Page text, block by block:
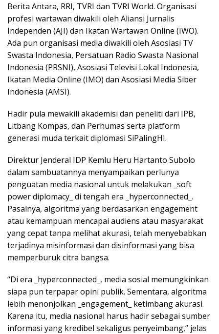
Berita Antara, RRI, TVRI dan TVRI World. Organisasi
profesi wartawan diwakili oleh Aliansi Jurnalis
Independen (AJI) dan Ikatan Wartawan Online (IWO).
Ada pun organisasi media diwakili oleh Asosiasi TV
Swasta Indonesia, Persatuan Radio Swasta Nasional
Indonesia (PRSNI), Asosiasi Televisi Lokal Indonesia,
Ikatan Media Online (IMO) dan Asosiasi Media Siber
Indonesia (AMSI).
Hadir pula mewakili akademisi dan peneliti dari IPB,
Litbang Kompas, dan Perhumas serta platform
generasi muda terkait diplomasi SiPalingHI.
Direktur Jenderal IDP Kemlu Heru Hartanto Subolo
dalam sambuatannya menyampaikan perlunya
penguatan media nasional untuk melakukan _soft
power diplomacy_ di tengah era _hyperconnected_.
Pasalnya, algoritma yang berdasarkan engagement
atau kemampuan mencapai audiens atau masyarakat
yang cepat tanpa melihat akurasi, telah menyebabkan
terjadinya misinformasi dan disinformasi yang bisa
memperburuk citra bangsa.
“Di era _hyperconnected_, media sosial memungkinkan
siapa pun terpapar opini publik. Sementara, algoritma
lebih menonjolkan _engagement_ ketimbang akurasi.
Karena itu, media nasional harus hadir sebagai sumber
informasi yang kredibel sekaligus penyeimbang,” jelas